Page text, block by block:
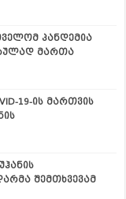
პანდემია
მართა
19-ის მართვის
შემთხვევამ